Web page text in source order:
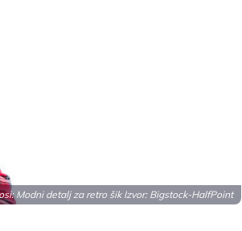
Modni detalj za retro šik Izvor: Bigstock-HalfPoint